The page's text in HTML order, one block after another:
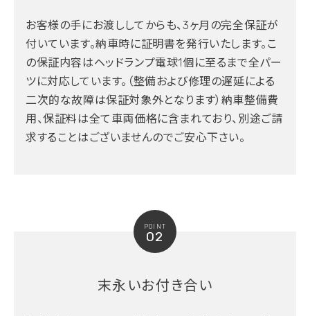
お客様の手にお渡ししてからも、3ヶ月の完全保証が
付いています。納車時に証明書を発行いたします。こ
の保証内容はヘッドランプ電球1個に至るまで全パー
ツに対応しています。（整備および修理の遅延による
二次的な故障は保証対象外となります）納車整備費
用、保証料は全て車両価格に含まれており、別途ご請
求することはございませんのでご安心下さい。
POINT
02
末永いお付き合い